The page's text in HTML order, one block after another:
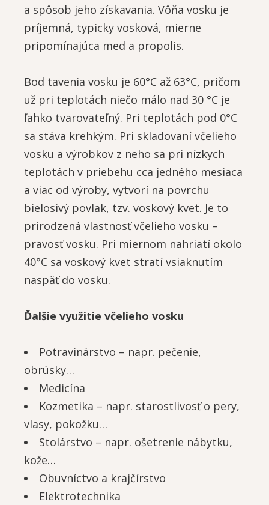
a spôsob jeho získavania. Vôňa vosku je
príjemná, typicky vosková, mierne
pripomínajúca med a propolis.
Bod tavenia vosku je 60°C až 63°C, pričom
už pri teplotách niečo málo nad 30 °C je
ľahko tvarovateľný. Pri teplotách pod 0°C
sa stáva krehkým. Pri skladovaní včelieho
vosku a výrobkov z neho sa pri nízkych
teplotách v priebehu cca jedného mesiaca
a viac od výroby, vytvorí na povrchu
bielosivý povlak, tzv. voskový kvet. Je to
prirodzená vlastnosť včelieho vosku –
pravosť vosku. Pri miernom nahriatí okolo
40°C sa voskový kvet stratí vsiaknutím
naspäť do vosku.
Ďalšie využitie včelieho vosku
Potravinárstvo – napr. pečenie,
obrúsky…
Medicína
Kozmetika – napr. starostlivosť o pery,
vlasy, pokožku…
Stolárstvo – napr. ošetrenie nábytku,
kože…
Obuvníctvo a krajčírstvo
Elektrotechnika